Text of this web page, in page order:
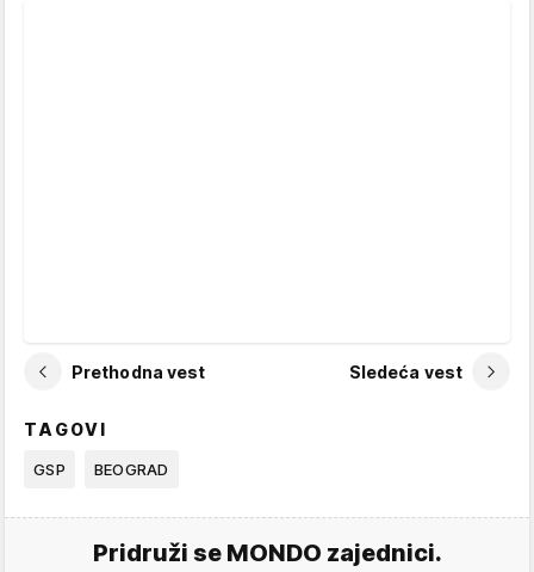
Prethodna vest Sledeća vest
TAGOVI
GSP BEOGRAD
Pridruži se MONDO zajednici.